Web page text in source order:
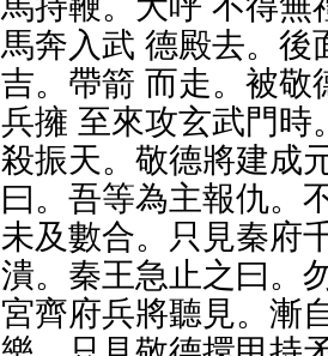
馬奔入武 德殿去。後
吉。帶箭 而走。被敬
兵擁 至來攻玄武門時
殺振天。敬德將建成
曰。吾等為主報仇。
未及數合。只見秦府
潰。秦王急止之曰。
宮齊府兵將聽見。漸